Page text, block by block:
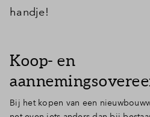
handje!
Koop- en
Bij het kopen van een